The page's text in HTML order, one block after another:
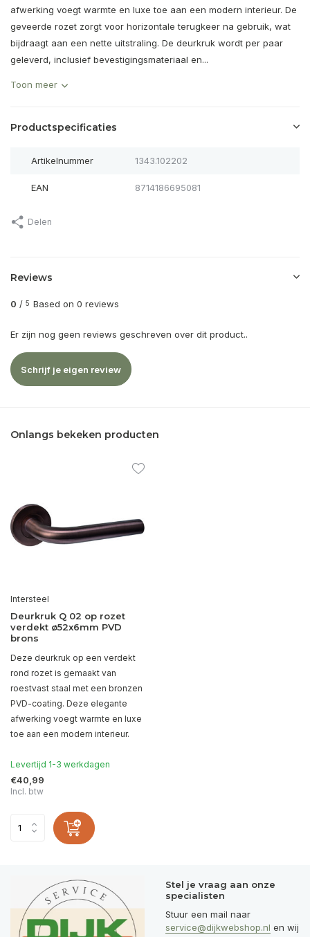
afwerking voegt warmte en luxe toe aan een modern interieur. De
geveerde rozet zorgt voor horizontale terugkeer na gebruik, wat
bijdraagt aan een nette uitstraling. De deurkruk wordt per paar
geleverd, inclusief bevestigingsmateriaal en...
Toon meer
Productspecificaties
Artikelnummer 1343.102202
EAN 8714186695081
Delen
Reviews
0 / 5 Based on 0 reviews
Er zijn nog geen reviews geschreven over dit product..
Schrijf je eigen review
Onlangs bekeken producten
Intersteel
Deurkruk Q 02 op rozet
verdekt ø52x6mm PVD
brons
Deze deurkruk op een verdekt
rond rozet is gemaakt van
roestvast staal met een bronzen
PVD-coating. Deze elegante
afwerking voegt warmte en luxe
toe aan een modern interieur.
Levertijd 1-3 werkdagen
€40,99
Incl. btw
Stel je vraag aan onze
specialisten
Stuur een mail naar
service@dijkwebshop.nl en wij